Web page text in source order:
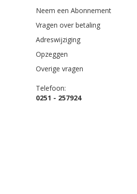
Neem een Abonnement
Vragen over betaling
Adreswijziging
Opzeggen
Overige vragen
Telefoon:
0251 - 257924